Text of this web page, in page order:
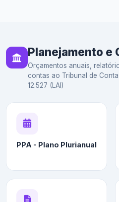
Planejamento e
Orçamentos anuais,
contas ao Tribunal de
12.527 (LAI)
PPA - Plano Plurianual